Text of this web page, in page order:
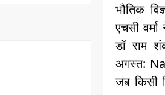
भौतिक
एचसी वर्मा
डॉ राम
अगस्त:
जब किसी